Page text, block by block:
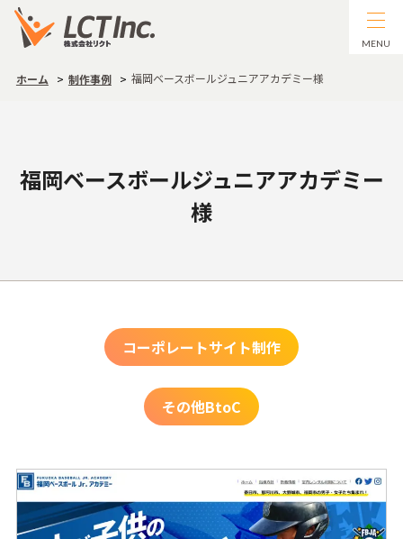
MENU
ホーム 制作事例 福岡ベースボールジュニアアカデミー様
福岡ベースボールジュニアアカデミー
様
コーポレートサイト制作
その他BtoC